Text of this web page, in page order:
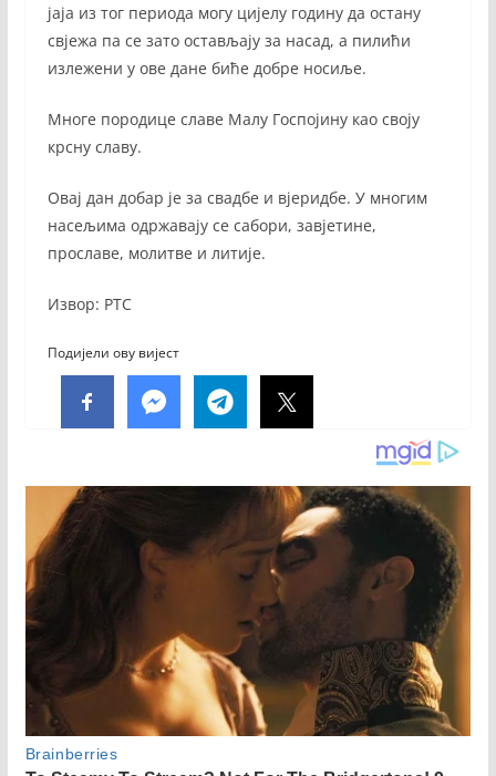
јаја из тог периода могу цијелу годину да остану
свјежа па се зато остављају за насад, а пилићи
излежени у ове дане биће добре носиље.
Многе породице славе Малу Госпојину као своју
крсну славу.
Овај дан добар је за свадбе и вјеридбе. У многим
насељима одржавају се сабори, завјетине,
прославе, молитве и литије.
Извор: РТС
Подијели ову вијест